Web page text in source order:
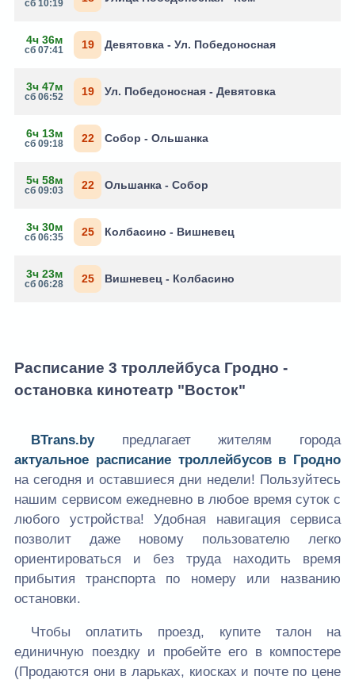
сб 10:19
4ч 36м
сб 07:41 19 Девятовка - Ул. Победоносная
3ч 47м
сб 06:52 19 Ул. Победоносная - Девятовка
6ч 13м
сб 09:18 22 Собор - Ольшанка
5ч 58м
сб 09:03 22 Ольшанка - Собор
3ч 30м
сб 06:35 25 Колбасино - Вишневец
3ч 23м
сб 06:28 25 Вишневец - Колбасино
Расписание 3 троллейбуса Гродно -
остановка кинотеатр "Восток"
BTrans.byпредлагает жителям города
актуальное расписание троллейбусов в Гродно
на сегодня и оставшиеся дни недели! Пользуйтесь
нашим сервисом ежедневно в любое время суток с
любого устройства! Удобная навигация сервиса
позволит даже новому пользователю легко
ориентироваться и без труда находить время
прибытия транспорта по номеру или названию
остановки.
Чтобы оплатить проезд, купите талон на
единичную поездку и пробейте его в компостере
(Продаются они в ларьках, киосках и почте по цене